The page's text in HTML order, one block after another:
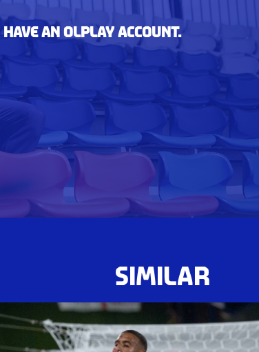
an OLPlay account.
SIMILAR